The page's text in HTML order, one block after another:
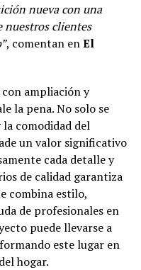
nueva con una
nuestros clientes
, comentan enEl
ampliación y
la pena. No solo se
comodidad del
un valor significativo
cada detalle y
de calidad garantiza
combina estilo,
de profesionales en
puede llevarse a
este lugar en
hogar.